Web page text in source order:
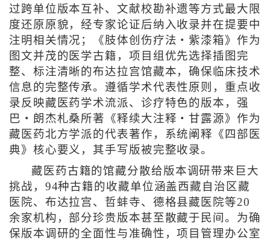
过跨单位版本互补、文献校勘补遗等方式最大限
度还原原貌，经专家论证后纳入收录并在提要中
注明相关情况；《肢体创伤疗法・紫漆箱》作为
图文并茂的医学古籍，项目组优先选择插图完
整、标注清晰的布达拉宫馆藏本，确保临床技术
信息的完整传承。遵循学术代表性原则，重点收
录反映藏医药学术流派、诊疗特色的版本，强
巴・朗杰札桑所著《释续大注释・甘露源》作为
藏医药北方学派的代表著作，系统阐释《四部医
典》核心要义，其手写版被完整收录。
藏医药古籍的馆藏分散给版本调研带来巨大
挑战，94种古籍的收藏单位涵盖西藏自治区藏
医院、布达拉宫、哲蚌寺、德格县藏医院等20
余家机构，部分珍贵版本甚至散藏于民间。为确
保版本调研的全面性与准确性，项目管理办公室